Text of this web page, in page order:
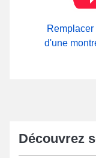
d'une
Découvrez